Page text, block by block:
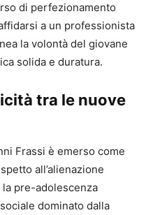
di perfezionamento
a un professionista
la volontà del giovane
solida e duratura.
tra le nuove
Frassi è emerso come
all’alienazione
pre-adolescenza
dominato dalla